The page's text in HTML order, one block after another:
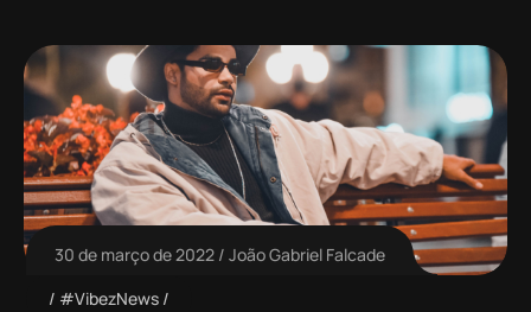
30 de março de 2022
João Gabriel Falcade
#VibezNews